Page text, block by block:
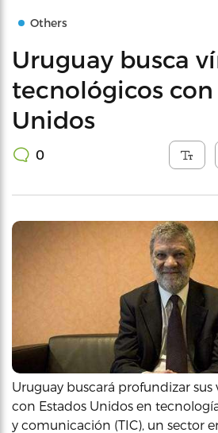
Others
Uruguay busca
tecnológicos con
Unidos
0
Uruguay buscará profundizar
con Estados Unidos en
y comunicación (TIC), un sector